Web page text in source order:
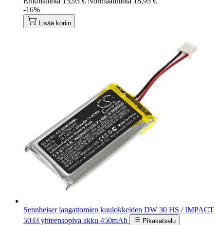
-16%
Lisää koriin
Sennheiser langattomien kuulokkeiden DW 30 HS / IMPACT
5033 yhteensopiva akku 450mAh
Pikakatselu